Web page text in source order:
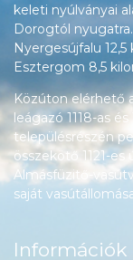
keleti nyúlványai
Dorogtól
Nyergesújfalu
Esztergom 8,5
Közúton elérhető
leágazó 1118-as
településrészén
összekötő 1121-
Almásfüzitő-
saját
Információk